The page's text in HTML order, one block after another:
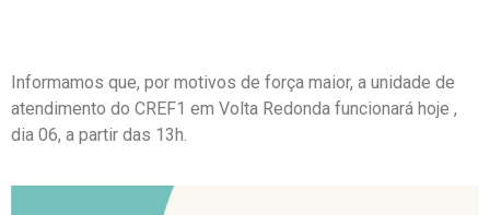
Informamos que, por motivos de força maior, a unidade de
atendimento do CREF1 em Volta Redonda funcionará hoje ,
dia 06, a partir das 13h.